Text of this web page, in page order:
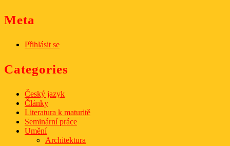
Meta
Přihlásit se
Categories
Český jazyk
Články
Literatura k maturitě
Seminární práce
Umění
Architektura